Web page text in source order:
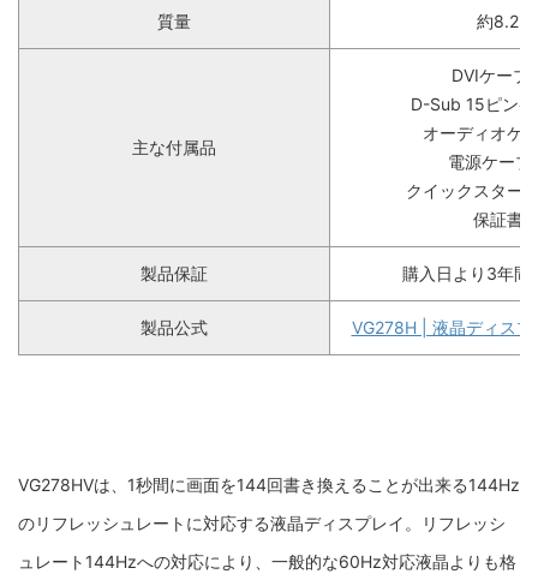
質量 約8.2kg
主な付属品
DVIケーブ
D-Sub 15ピン
オーディオケ
電源ケーブ
クイックスター
保証書
製品保証 購入日より3年間
製品公式 VG278H | 液晶ディス
VG278HVは、1秒間に画面を144回書き換えることが出来る144Hz
のリフレッシュレートに対応する液晶ディスプレイ。
リフレッシ
ュレート144Hzへの対応により、一般的な60Hz対応液晶よりも格